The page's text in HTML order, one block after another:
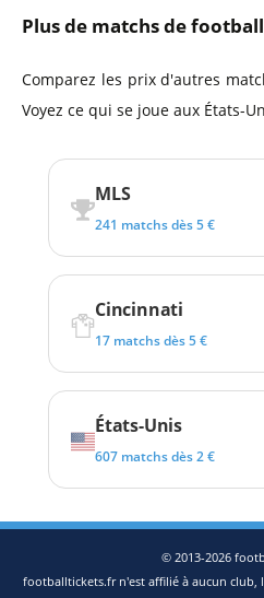
Plus de matchs de football
Comparez les prix d'autres
Voyez ce qui se joue aux États-
MLS
241 matchs dès 5 €
Cincinnati
17 matchs dès 5 €
États-Unis
607 matchs dès 2 €
© 2013-2026
footballtickets.fr n'est affilié à aucun club,